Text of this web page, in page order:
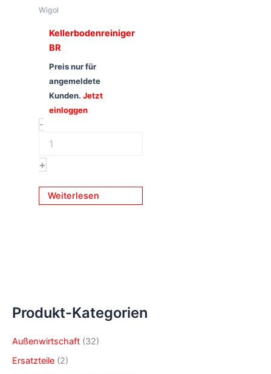
Produkt-Kategorien
Außenwirtschaft (32)
Ersatzteile (2)
Wigol
Kellerbodenreiniger
BR
Preis nur für
angemeldete
Kunden.Jetzt
einloggen
-
+
Weiterlesen